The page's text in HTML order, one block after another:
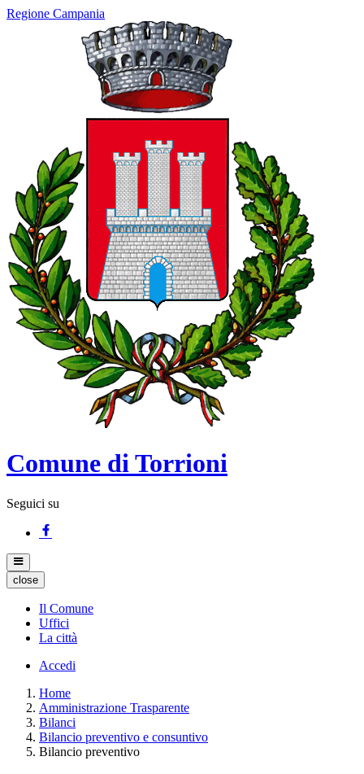
Regione Campania
Comune di Torrioni
Seguici su
close
Il Comune
Uffici
La città
Accedi
Home
Amministrazione Trasparente
Bilanci
Bilancio preventivo e consuntivo
Bilancio preventivo